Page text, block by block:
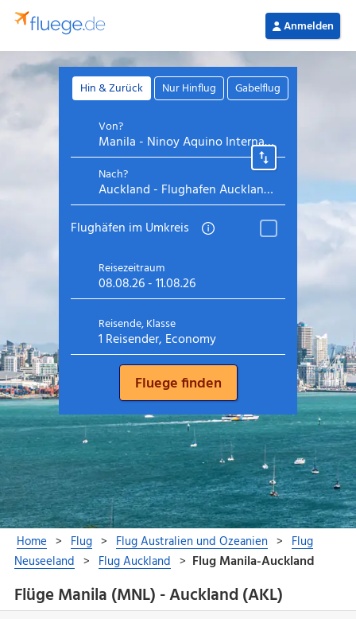
Flüge Manila (MNL) - Auckland (AKL)